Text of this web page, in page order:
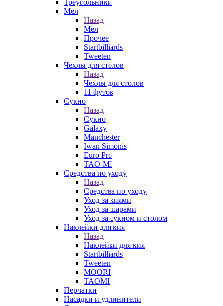
Треугольники
Мел
Назад
Мел
Прочее
Startbilliards
Tweeten
Чехлы для столов
Назад
Чехлы для столов
11 футов
Сукно
Назад
Сукно
Galaxy
Manchester
Iwan Simonis
Euro Pro
TAO-MI
Средства по уходу
Назад
Средства по уходу
Уход за киями
Уход за шарами
Уход за сукном и столом
Наклейки для кия
Назад
Наклейки для кия
Startbilliards
Tweeten
MOORI
TAOMI
Перчатки
Насадки и удлинители